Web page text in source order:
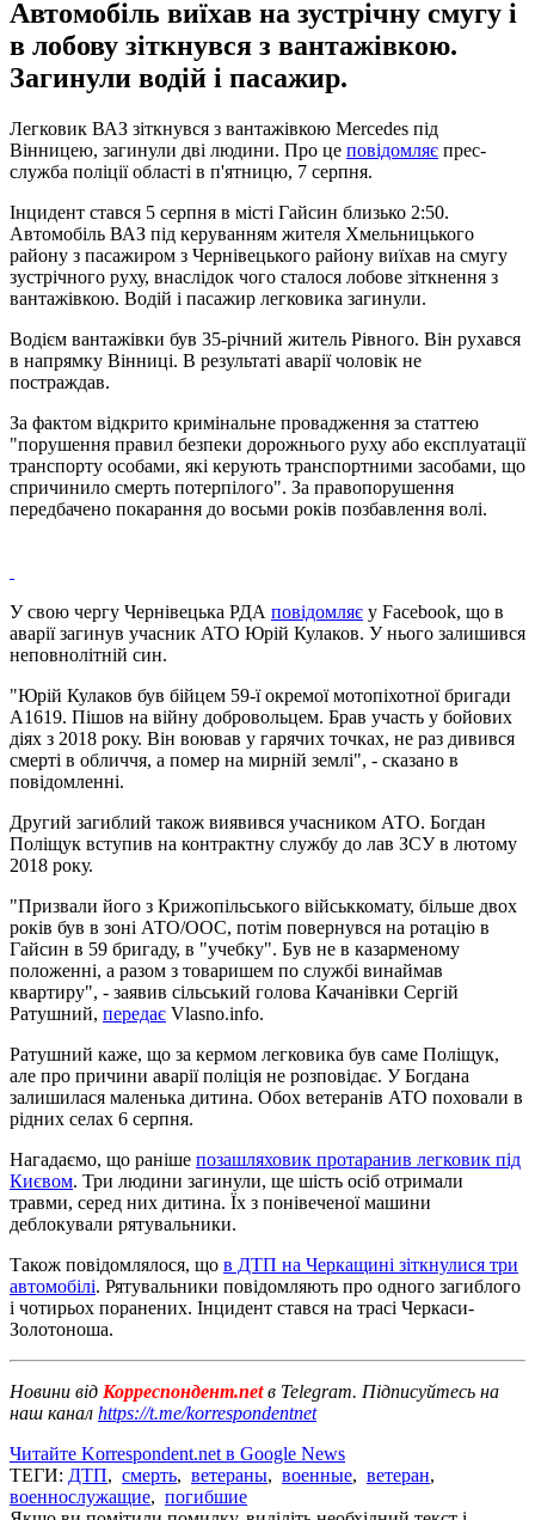
Автомобіль виїхав на зустрічну смугу і
в лобову зіткнувся з вантажівкою.
Загинули водій і пасажир.
Легковик ВАЗ зіткнувся з вантажівкою Mercedes під
Вінницею, загинули дві людини. Про це повідомляє прес-
служба поліції області в п'ятницю, 7 серпня.
Інцидент стався 5 серпня в місті Гайсин близько 2:50.
Автомобіль ВАЗ під керуванням жителя Хмельницького
району з пасажиром з Чернівецького району виїхав на смугу
зустрічного руху, внаслідок чого сталося лобове зіткнення з
вантажівкою. Водій і пасажир легковика загинули.
Водієм вантажівки був 35-річний житель Рівного. Він рухався
в напрямку Вінниці. В результаті аварії чоловік не
постраждав.
За фактом відкрито кримінальне провадження за статтею
"порушення правил безпеки дорожнього руху або експлуатації
транспорту особами, які керують транспортними засобами, що
спричинило смерть потерпілого". За правопорушення
передбачено покарання до восьми років позбавлення волі.
У свою чергу Чернівецька РДА повідомляє у Facebook, що в
аварії загинув учасник АТО Юрій Кулаков. У нього залишився
неповнолітній син.
"Юрій Кулаков був бійцем 59-ї окремої мотопіхотної бригади
А1619. Пішов на війну добровольцем. Брав участь у бойових
діях з 2018 року. Він воював у гарячих точках, не раз дивився
смерті в обличчя, а помер на мирній землі", - сказано в
повідомленні.
Другий загиблий також виявився учасником АТО. Богдан
Поліщук вступив на контрактну службу до лав ЗСУ в лютому
2018 року.
"Призвали його з Крижопільського військкомату, більше двох
років був в зоні АТО/ООС, потім повернувся на ротацію в
Гайсин в 59 бригаду, в "учебку". Був не в казарменому
положенні, а разом з товаришем по службі винаймав
квартиру", - заявив сільський голова Качанівки Сергій
Ратушний, передає Vlasno.info.
Ратушний каже, що за кермом легковика був саме Поліщук,
але про причини аварії поліція не розповідає. У Богдана
залишилася маленька дитина. Обох ветеранів АТО поховали в
рідних селах 6 серпня.
Нагадаємо, що раніше позашляховик протаранив легковик під
Києвом. Три людини загинули, ще шість осіб отримали
травми, серед них дитина. Їх з понівеченої машини
деблокували рятувальники.
Також повідомлялося, що в ДТП на Черкащині зіткнулися три
автомобілі. Рятувальники повідомляють про одного загиблого
і чотирьох поранених. Інцидент стався на трасі Черкаси-
Золотоноша.
Новини від Корреспондент.netв Telegram. Підписуйтесь на
наш канал https://t.me/korrespondentnet
Читайте Korrespondent.net в Google News
ТЕГИ: ДТП, смерть, ветераны, военные, ветеран,
военнослужащие, погибшие